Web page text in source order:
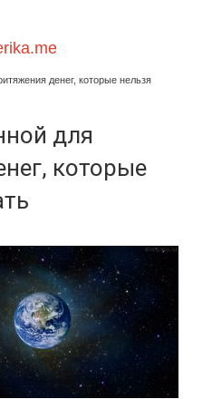
денег, которые нельзя
для
которые